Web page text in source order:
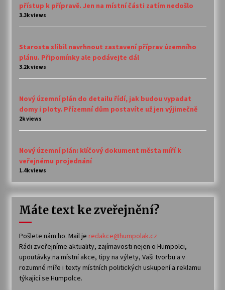
přístup k přípravě. Jen na místní části zatím nedošlo
3.3k views
Starosta slíbil navrhnout zastavení příprav územního
plánu. Připomínky ale podávejte dál
3.2k views
Nový územní plán do detailu řídí, jak budou vypadat
domy i ploty. Přízemní dům postavíte už jen výjimečně
2k views
Nový územní plán: klíčový dokument města míří k
veřejnému projednání
1.4k views
Máte text ke zveřejnění?
Pošlete nám ho. Mail je redakce@humpolak.cz
Rádi zveřejníme aktuality, zajímavosti nejen o Humpolci,
upoutávky na místní akce, tipy na výlety, Vaši tvorbu a v
rozumné míře i texty místních politických uskupení a reklamu
týkající se Humpolce.